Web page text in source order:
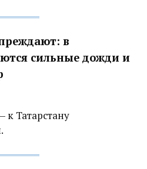
в
сильные дожди и
Татарстану